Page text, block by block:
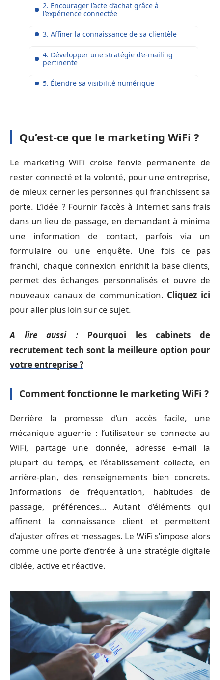
2. Encourager l’acte d’achat grâce à
l’expérience connectée
3. Affiner la connaissance de sa clientèle
4. Développer une stratégie d’e-mailing
pertinente
5. Étendre sa visibilité numérique
Qu’est-ce que le marketing WiFi ?
Le marketing WiFi croise l’envie permanente de
rester connecté et la volonté, pour une entreprise,
de mieux cerner les personnes qui franchissent sa
porte. L’idée ? Fournir l’accès à Internet sans frais
dans un lieu de passage, en demandant à minima
une information de contact, parfois via un
formulaire ou une enquête. Une fois ce pas
franchi, chaque connexion enrichit la base clients,
permet des échanges personnalisés et ouvre de
nouveaux canaux de communication. Cliquez ici
pour aller plus loin sur ce sujet.
A lire aussi :
Pourquoi les cabinets de
recrutement tech sont la meilleure option pour
votre entreprise ?
Comment fonctionne le marketing WiFi ?
Derrière la promesse d’un accès facile, une
mécanique aguerrie : l’utilisateur se connecte au
WiFi, partage une donnée, adresse e-mail la
plupart du temps, et l’établissement collecte, en
arrière-plan, des renseignements bien concrets.
Informations de fréquentation, habitudes de
passage, préférences… Autant d’éléments qui
affinent la connaissance client et permettent
d’ajuster offres et messages. Le WiFi s’impose alors
comme une porte d’entrée à une stratégie digitale
ciblée, active et réactive.